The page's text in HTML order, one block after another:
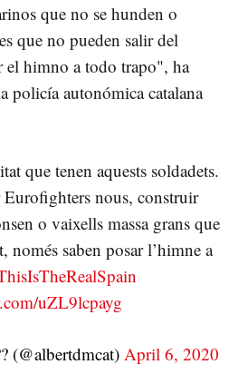
que no se hunden o
que no pueden salir del
el himno a todo trapo", ha
policía autonómica catalana
que tenen aquests soldadets.
Eurofighters nous, construir
o vaixells massa grans que
saben posar l’himne a
uZL9lcpayg
April 6, 2020